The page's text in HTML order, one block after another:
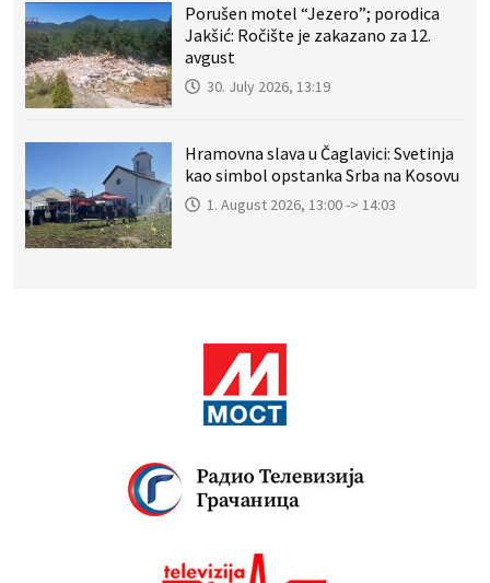
Porušen motel “Jezero”; porodica
Jakšić: Ročište je zakazano za 12.
avgust
30. July 2026, 13:19
Hramovna slava u Čaglavici: Svetinja
kao simbol opstanka Srba na Kosovu
1. August 2026, 13:00 -> 14:03